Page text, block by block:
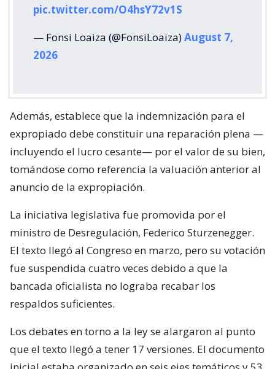
pic.twitter.com/O4hsY72v1S
— Fonsi Loaiza (@FonsiLoaiza)August 7,
2026
Además, establece que la indemnización para el
expropiado debe constituir una reparación plena —
incluyendo el lucro cesante— por el valor de su bien,
tomándose como referencia la valuación anterior al
anuncio de la expropiación.
La iniciativa legislativa fue promovida por el
ministro de Desregulación, Federico Sturzenegger.
El texto llegó al Congreso en marzo, pero su votación
fue suspendida cuatro veces debido a que la
bancada oficialista no lograba recabar los
respaldos suficientes.
Los debates en torno a la ley se alargaron al punto
que el texto llegó a tener 17 versiones. El documento